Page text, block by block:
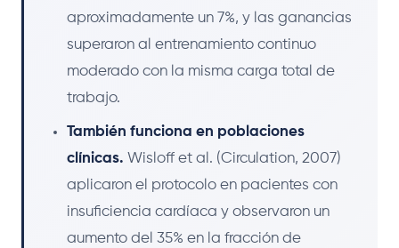
aproximadamente un 7%, y las ganancias
superaron al entrenamiento continuo
moderado con la misma carga total de
trabajo.
También funciona en poblaciones
clínicas. Wisloff et al. (Circulation, 2007)
aplicaron el protocolo en pacientes con
insuficiencia cardíaca y observaron un
aumento del 35% en la fracción de